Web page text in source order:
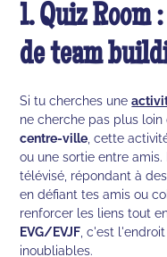
1. Quiz
de team
Si tu cherches une
ne cherche pas plus
centre-ville , cette
ou une sortie entre
télévisé, répondant à
en défiant tes amis ou
renforcer les liens tout
EVG/EVJF , c'est
inoubliables.